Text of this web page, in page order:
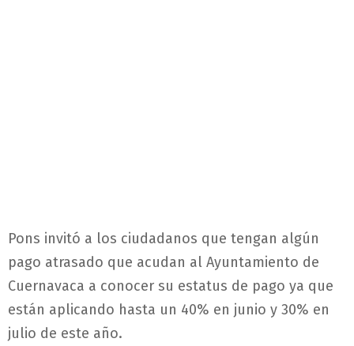
Pons invitó a los ciudadanos que tengan algún
pago atrasado que acudan al Ayuntamiento de
Cuernavaca a conocer su estatus de pago ya que
están aplicando hasta un 40% en junio y 30% en
julio de este año.